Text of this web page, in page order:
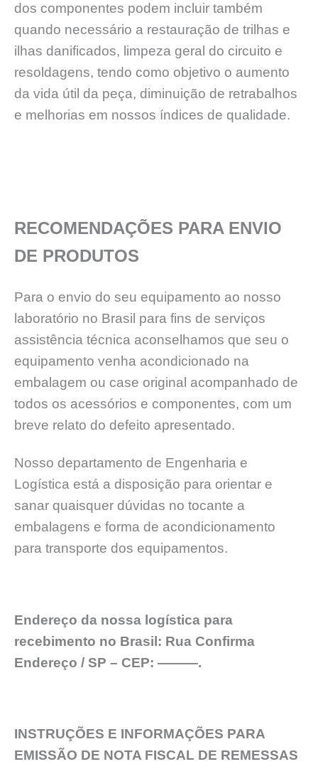
dos componentes podem incluir também
quando necessário a restauração de trilhas e
ilhas danificados, limpeza geral do circuito e
resoldagens, tendo como objetivo o aumento
da vida útil da peça, diminuição de retrabalhos
e melhorias em nossos índices de qualidade.
RECOMENDAÇÕES PARA ENVIO
DE PRODUTOS
Para o envio do seu equipamento ao nosso
laboratório no Brasil para fins de serviços
assistência técnica aconselhamos que seu o
equipamento venha acondicionado na
embalagem ou case original acompanhado de
todos os acessórios e componentes, com um
breve relato do defeito apresentado.
Nosso departamento de Engenharia e
Logística está a disposição para orientar e
sanar quaisquer dúvidas no tocante a
embalagens e forma de acondicionamento
para transporte dos equipamentos.
Endereço da nossa logística para
recebimento no Brasil: Rua Confirma
Endereço / SP – CEP: ———.
INSTRUÇÕES E INFORMAÇÕES PARA
EMISSÃO DE NOTA FISCAL DE REMESSAS